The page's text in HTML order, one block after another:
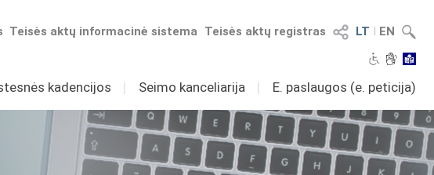
LT I EN
Teisės aktų registras
Teisės aktų informacinė sistema
kadencijos I Seimo kanceliarija I E. paslaugos (e. peticija)